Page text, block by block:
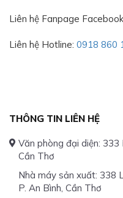
Liên hệ Fanpage
Liên hệ Hotline: 0918 860
THÔNG TIN LIÊN HỆ
Văn phòng đại diện: 333
Cần Thơ
Nhà máy sản xuất: 338
P. An Bình, Cần Thơ